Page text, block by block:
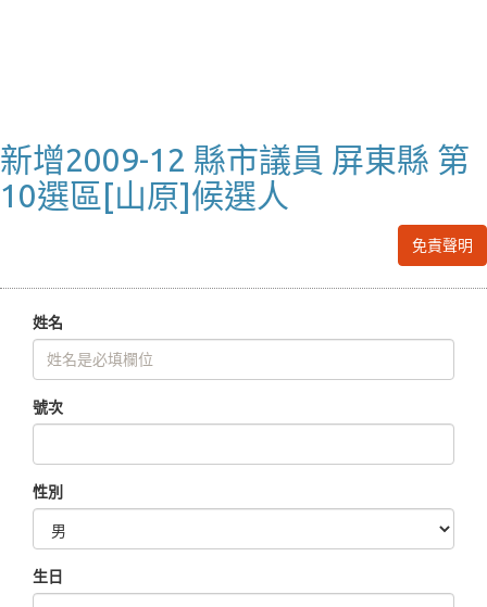
新增2009-12 縣市議員 屏東縣 第
10選區[山原]候選人
免責聲明
姓名
號次
性別
生日